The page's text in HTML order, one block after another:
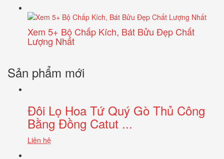
Xem 5+ Bộ Chấp Kích, Bát Bửu Đẹp Chất
Lượng Nhất
Sản phẩm mới
Đôi Lọ Hoa Tứ Quý Gò Thủ Công
Bằng Đồng Catut ...
Liên hệ